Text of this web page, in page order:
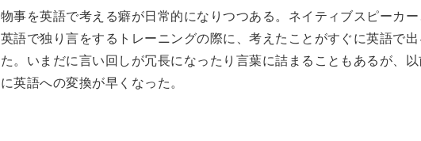
物事を英語で考える癖が日常的になりつつある。ネイティブスピーカ
英語で独り言をするトレーニングの際に、考えたことがすぐに英語で
た。いまだに言い回しが冗長になったり言葉に詰まることもあるが、
に英語への変換が早くなった。